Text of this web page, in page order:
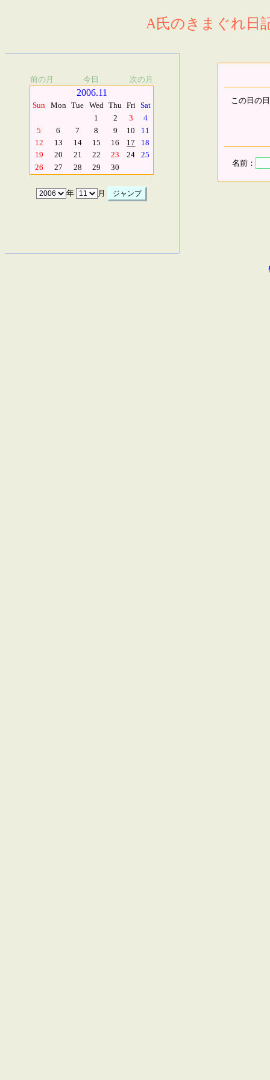
A氏のきまぐれ日
前の月 今日 次の月
2006.11
Sun Mon Tue Wed Thu Fri Sat
1
2 3
4
5
6 7 8 9 10
11
12
13 14 15 16 17
18
19
20 21 22 23 24
25
26
27 28 29 30
年 月
この日の
名前：